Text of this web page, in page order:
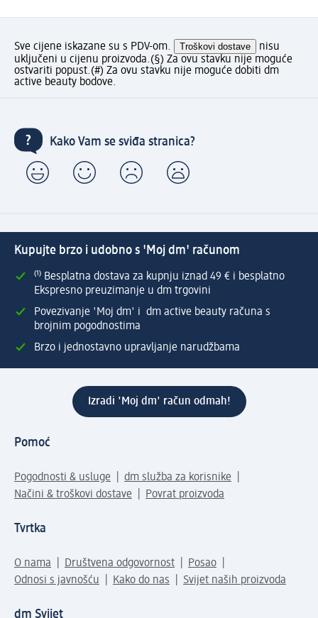
Sve cijene iskazane su s PDV-om. Troškovi dostave
nisu
uključeni u cijenu proizvoda.(§) Za ovu stavku nije moguće
ostvariti popust.(#) Za ovu stavku nije moguće dobiti dm
active beauty bodove.
Kako Vam se sviđa stranica?
Kupujte brzo i udobno s 'Moj dm' računom
⁽¹⁾ Besplatna dostava za kupnju iznad 49 € i besplatno
Ekspresno preuzimanje u dm trgovini
Povezivanje 'Moj dm' i dm active beauty računa s
brojnim pogodnostima
Brzo i jednostavno upravljanje narudžbama
Izradi 'Moj dm' račun odmah!
Pomoć
Pogodnosti & usluge
dm služba za korisnike
Načini & troškovi dostave
Povrat proizvoda
Tvrtka
O nama Društvena odgovornost
Posao
Odnosi s javnošću
Kako do nas Svijet naših proizvoda
dm Svijet